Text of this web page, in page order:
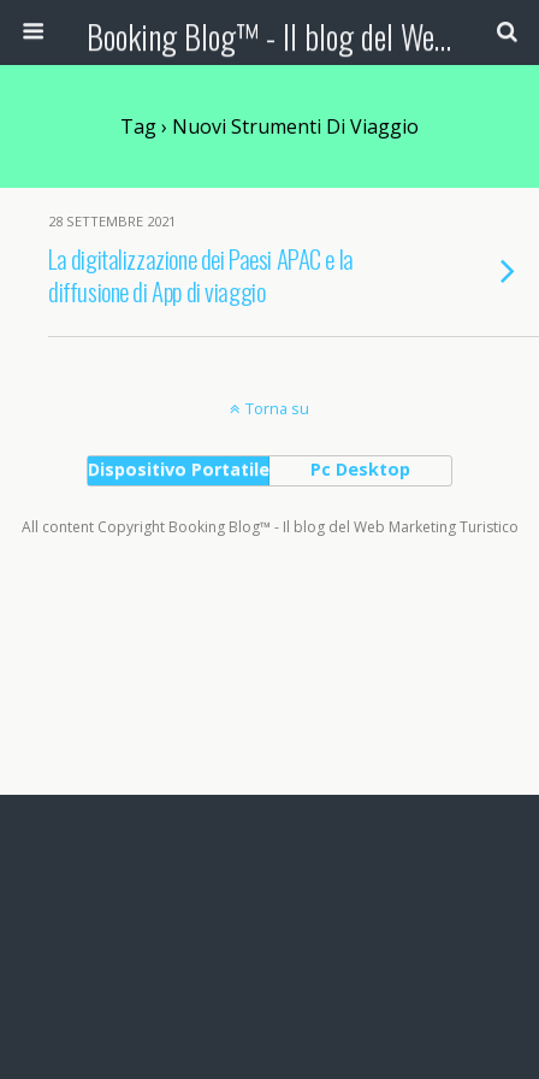
Booking Blog™ - Il blog del Web Marketing Turistico
Tag › Nuovi Strumenti Di Viaggio
28 SETTEMBRE 2021
La digitalizzazione dei Paesi APAC e la
diffusione di App di viaggio
Torna su
Dispositivo Portatile Pc Desktop
All content Copyright Booking Blog™ - Il blog del Web Marketing Turistico